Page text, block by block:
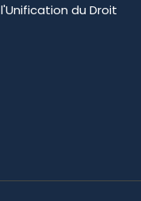
du Droit